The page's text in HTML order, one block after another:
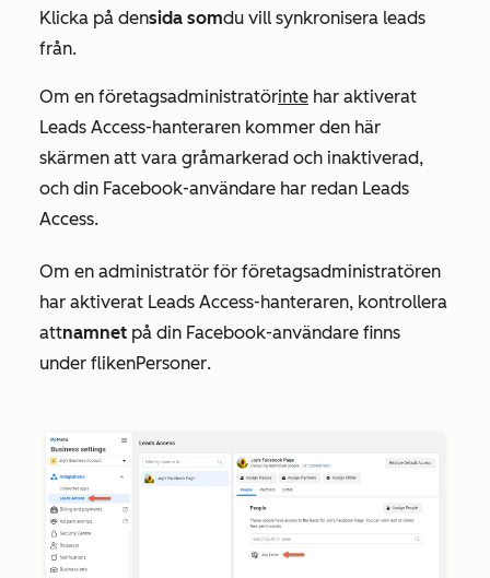
Klicka på densida somdu vill synkronisera leads
från.
Om en företagsadministratörinte har aktiverat
Leads Access-hanteraren kommer den här
skärmen att vara gråmarkerad och inaktiverad,
och din Facebook-användare har redan Leads
Access.
Om en administratör för företagsadministratören
har aktiverat Leads Access-hanteraren, kontrollera
attnamnet på din Facebook-användare finns
under flikenPersoner.